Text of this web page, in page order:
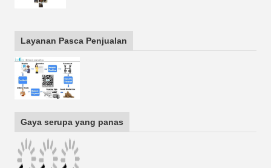
Layanan Pasca Penjualan
Gaya serupa yang panas